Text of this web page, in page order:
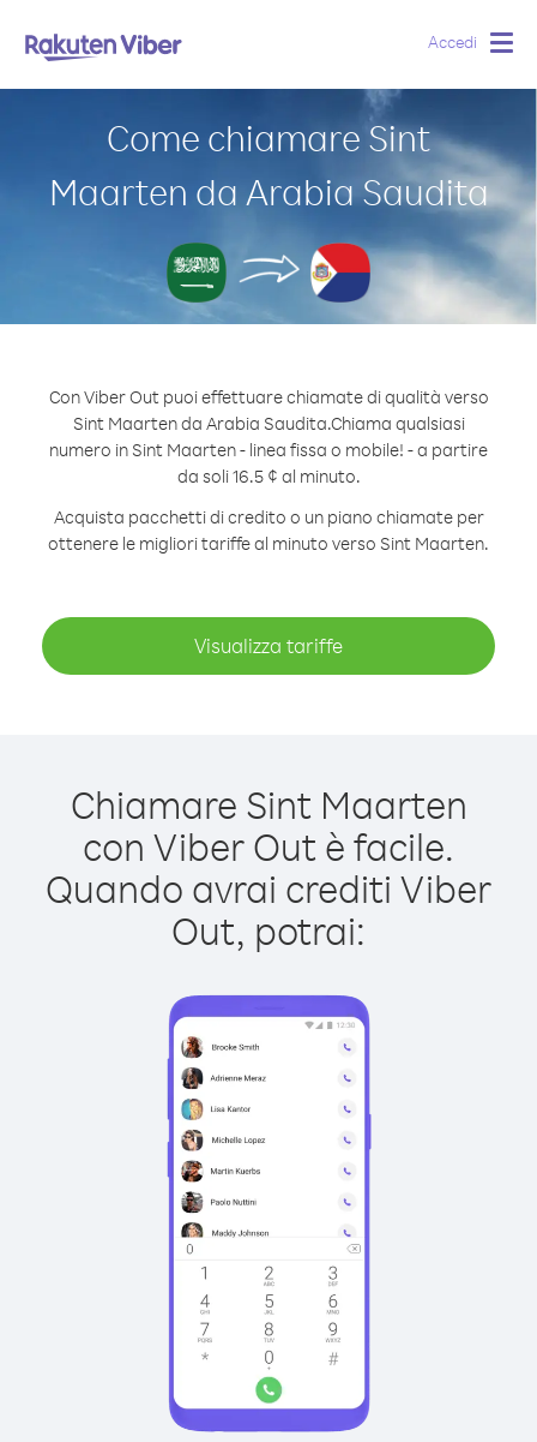
Accedi
Come chiamare Sint
Maarten da Arabia Saudita
Con Viber Out puoi effettuare chiamate di qualità verso
Sint Maarten da Arabia Saudita.Chiama qualsiasi
numero in Sint Maarten - linea fissa o mobile! - a partire
da soli 16.5 ¢ al minuto.
Acquista pacchetti di credito o un piano chiamate per
ottenere le migliori tariffe al minuto verso Sint Maarten.
Visualizza tariffe
Chiamare Sint Maarten
con Viber Out è facile.
Quando avrai crediti Viber
Out, potrai: